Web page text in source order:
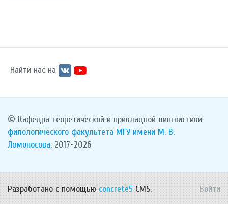
Найти нас на
© Кафедра теоретической и прикладной лингвистики
филологического факультета МГУ имени М. В.
Ломоносова, 2017-2026
Разработано с помощью concrete5 CMS. Войти